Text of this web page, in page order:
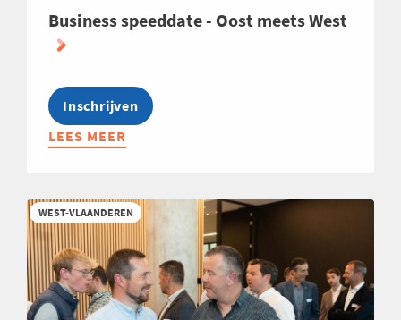
Business speeddate - Oost meets West
Inschrijven
LEES MEER
ABOUT
-
OOST
MEETS
WEST
WEST-VLAANDEREN